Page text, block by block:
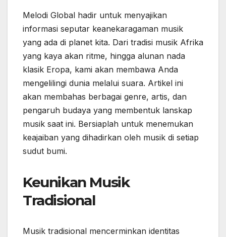
Melodi Global hadir untuk menyajikan
informasi seputar keanekaragaman musik
yang ada di planet kita. Dari tradisi musik Afrika
yang kaya akan ritme, hingga alunan nada
klasik Eropa, kami akan membawa Anda
mengelilingi dunia melalui suara. Artikel ini
akan membahas berbagai genre, artis, dan
pengaruh budaya yang membentuk lanskap
musik saat ini. Bersiaplah untuk menemukan
keajaiban yang dihadirkan oleh musik di setiap
sudut bumi.
Keunikan Musik
Tradisional
Musik tradisional mencerminkan identitas